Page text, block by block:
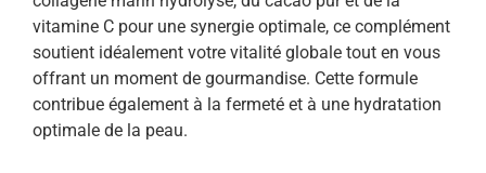
vitamine C pour une synergie optimale, ce complément
soutient idéalement votre vitalité globale tout en vous
offrant un moment de gourmandise. Cette formule
contribue également à la fermeté et à une hydratation
optimale de la peau.